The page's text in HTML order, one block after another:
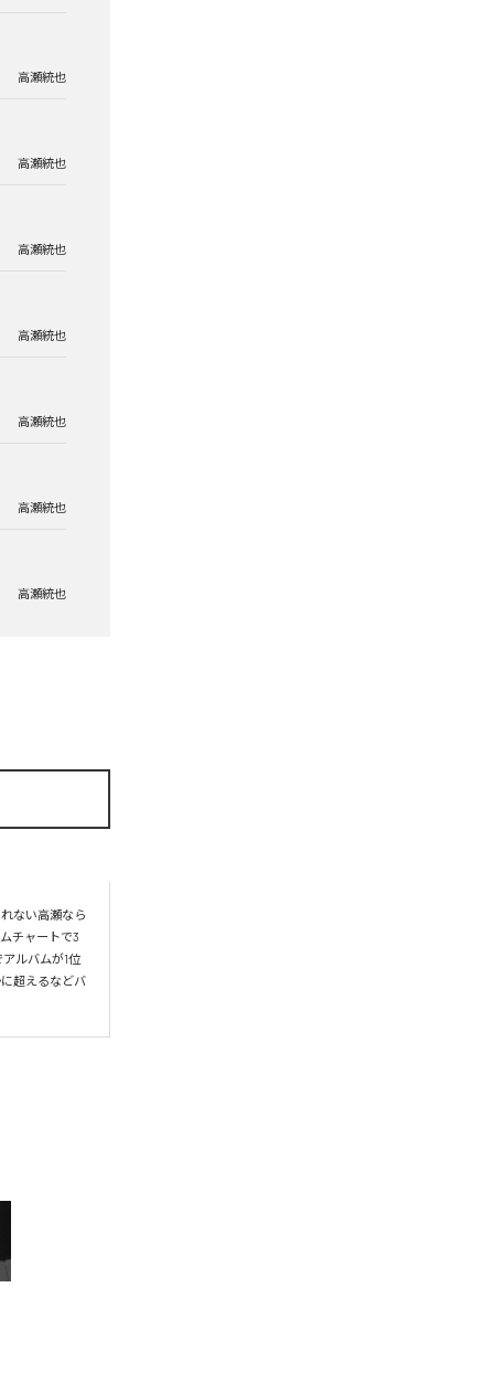
高瀬統也
高瀬統也
高瀬統也
高瀬統也
高瀬統也
高瀬統也
高瀬統也
ない高瀬なら
チャートで3
ルバムが1位
超えるなどバ